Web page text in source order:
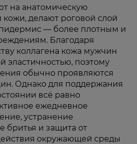
на анатомическую
кожи, делают роговой слой
— более плотным и
Благодаря
коллагена кожа мужчин
эластичностью, поэтому
обычно проявляются
Однако для поддержания
всё равно
ежедневное
устранение
бритья и защита от
окружающей среды